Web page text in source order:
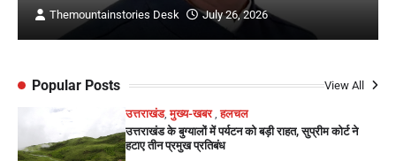
Themountainstories Desk July 26, 2026
Popular Posts View All
उत्तराखंड,मुख्य-खबर,हलचल
उत्तराखंड के बुग्यालों में पर्यटन को बड़ी राहत, सुप्रीम कोर्ट ने
हटाए तीन प्रमुख प्रतिबंध